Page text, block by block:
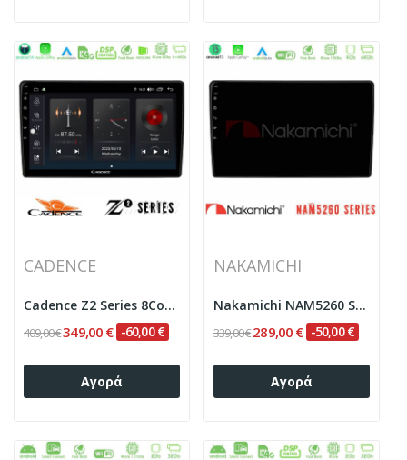
CADENCE
Cadence Z2 Series 8Core Android14 4+64GB Opel...
409,00 €349,00 € -60,00 €
Αγορά
NAKAMICHI
Nakamichi NAM5260 Series 4Core Android13 4+64GB...
339,00 €289,00 € -50,00 €
Αγορά